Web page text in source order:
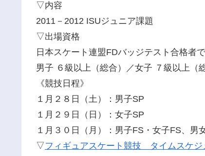
▽内容
2011－2012 ISUジュニア課題
▽出場資格
日本スケート連盟FDバッジテスト合格者
男子 ６級以上（総合）／女子 ７級以上（総
《競技日程》
１月２８日（土）：男子SP
１月２９日（日）：女子SP
１月３０日（月）：男子FS・女子FS、男
▽ フィギュアスケート競技 タイムスケ